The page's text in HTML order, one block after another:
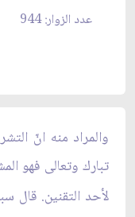
عدد الزوار: 944
والمراد منه انّ
تبارك وتعالى فهو
لأحد التقنين. قال